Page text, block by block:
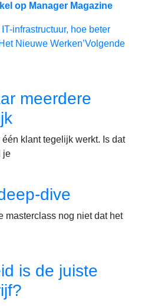
op Manager Magazine
infrastructuur, hoe beter
Nieuwe Werken’Volgende
meerdere
klant tegelijk werkt. Is dat
je
dive
masterclass nog niet dat het
is de juiste